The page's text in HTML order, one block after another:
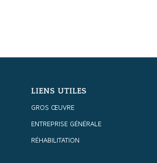
LIENS UTILES
GROS ŒUVRE
ENTREPRISE GÉNÉRALE
RÉHABILITATION